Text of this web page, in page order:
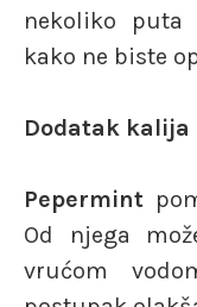
nekoliko puta
kako ne biste
Dodatak kalija
Pepermint
Od njega
vrućom